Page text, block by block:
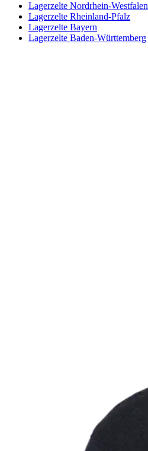
Lagerzelte Nordrhein-Westfalen
Lagerzelte Rheinland-Pfalz
Lagerzelte Bayern
Lagerzelte Baden-Württemberg